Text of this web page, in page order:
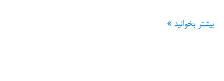
مشکلات
بیشتر بخوانید »